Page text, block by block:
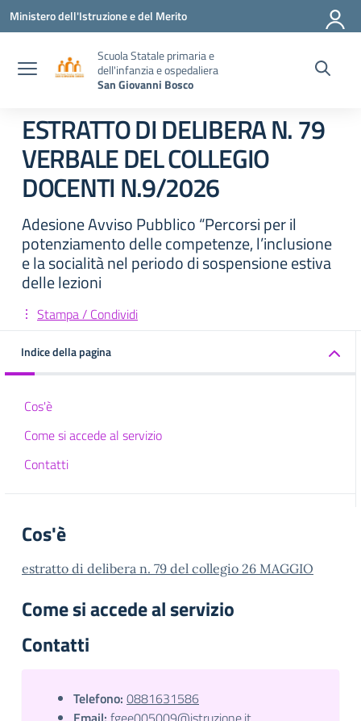
Vai ai contenuti
Vai al menu di navigazione
Vai al footer
Ministero dell'Istruzione e del Merito
Scuola Statale primaria e
dell'infanzia e ospedaliera
San Giovanni Bosco
ESTRATTO DI DELIBERA N. 79
VERBALE DEL COLLEGIO
DOCENTI N.9/2026
Adesione Avviso Pubblico “Percorsi per il
potenziamento delle competenze, l’inclusione
e la socialità nel periodo di sospensione estiva
delle lezioni
Stampa / Condividi
Indice della pagina
Cos'è
Come si accede al servizio
Contatti
Cos'è
estratto di delibera n. 79 del collegio 26 MAGGIO
Come si accede al servizio
Contatti
Telefono: 0881631586